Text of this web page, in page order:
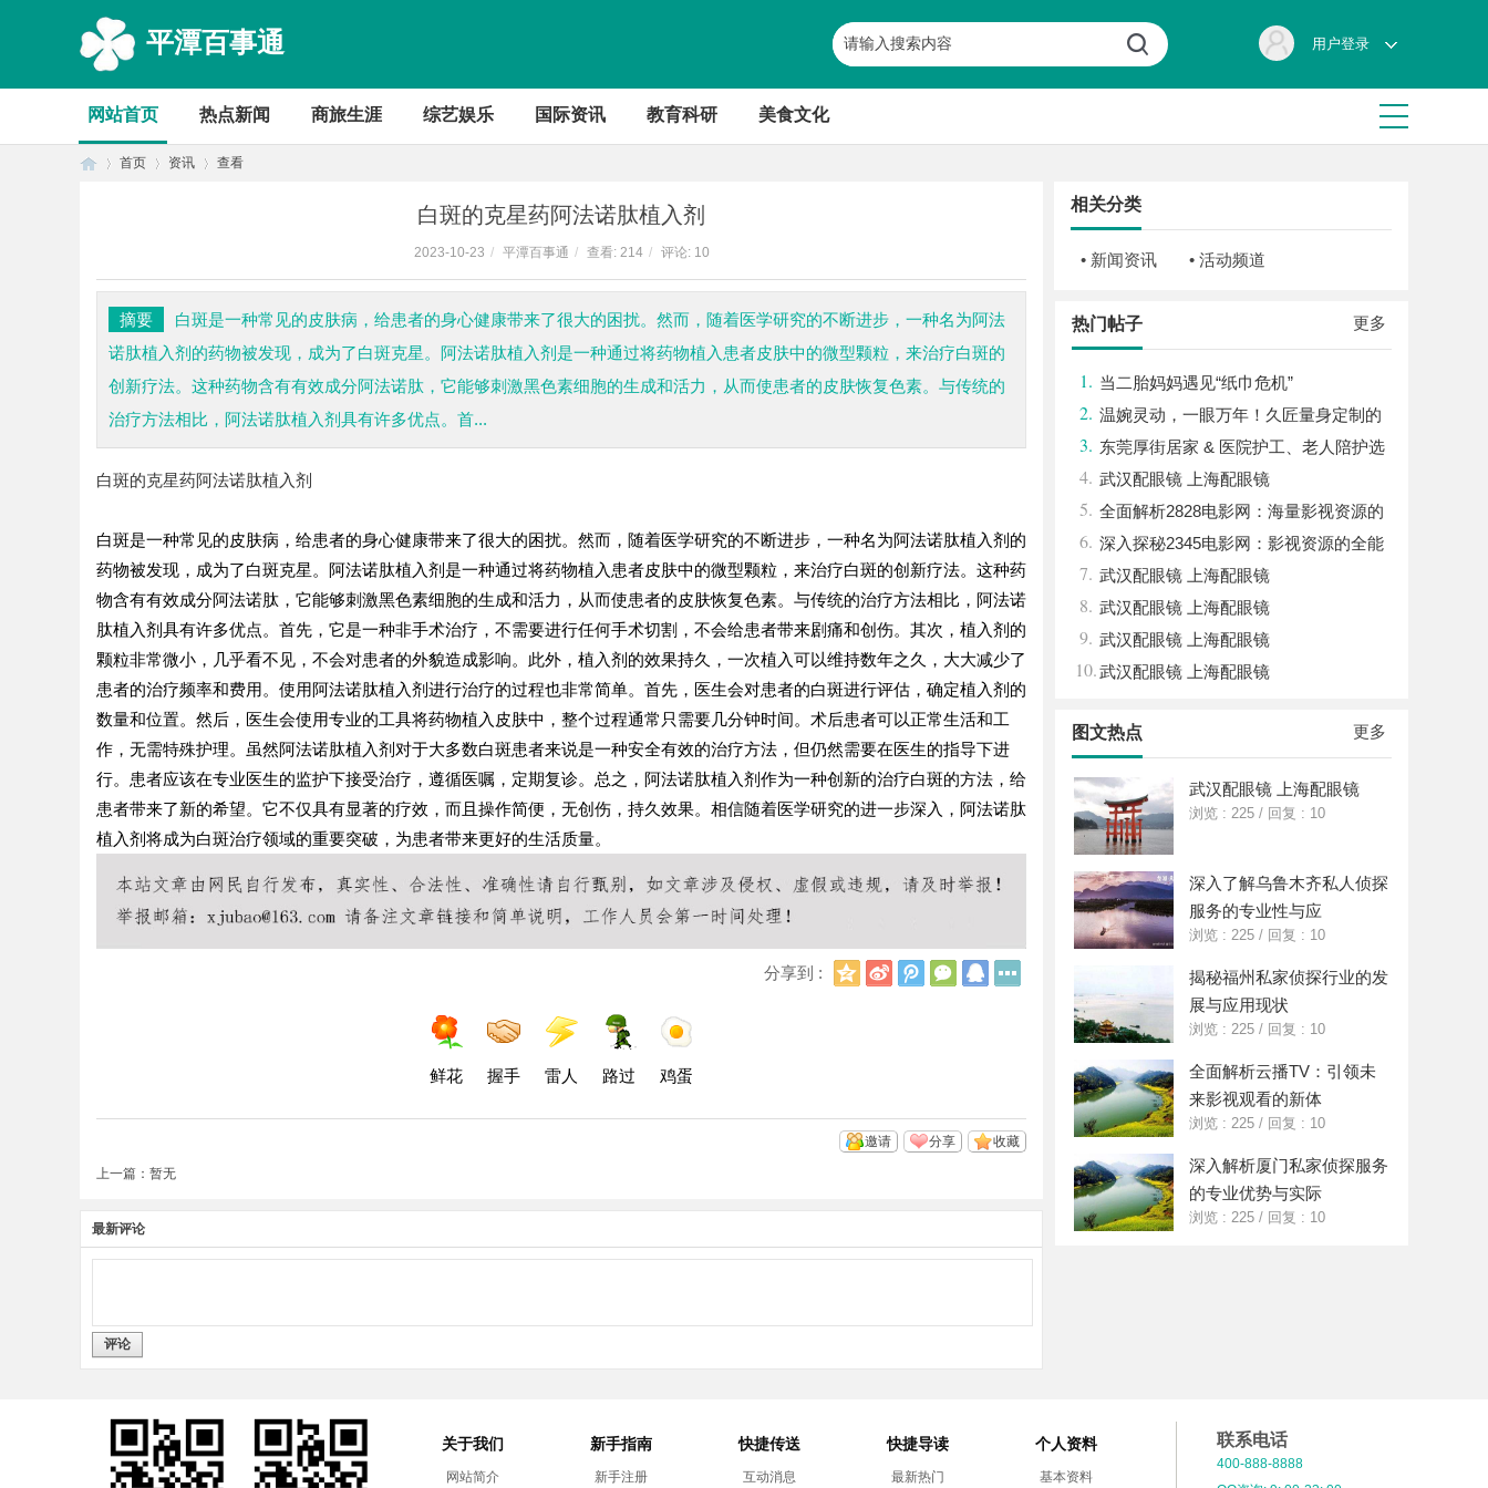
平潭百事通 用户登录
网站首页 热点新闻 商旅生涯 综艺娱乐 国际资讯 教育科研 美食文化
首页 资讯 查看
白斑的克星药阿法诺肽植入剂
2023-10-23 / 平潭百事通 / 查看: 214 / 评论: 10
摘要
白斑是一种常见的皮肤病，给患者的身心健康带来了很大的困扰。然而，随着医学研究的不断进步，一种名为阿法
诺肽植入剂的药物被发现，成为了白斑克星。阿法诺肽植入剂是一种通过将药物植入患者皮肤中的微型颗粒，来治疗白斑的
创新疗法。这种药物含有有效成分阿法诺肽，它能够刺激黑色素细胞的生成和活力，从而使患者的皮肤恢复色素。与传统的
治疗方法相比，阿法诺肽植入剂具有许多优点。首...
白斑的克星药阿法诺肽植入剂
白斑是一种常见的皮肤病，给患者的身心健康带来了很大的困扰。然而，随着医学研究的不断进步，一种名为阿法诺肽植入剂的
药物被发现，成为了白斑克星。阿法诺肽植入剂是一种通过将药物植入患者皮肤中的微型颗粒，来治疗白斑的创新疗法。这种药
物含有有效成分阿法诺肽，它能够刺激黑色素细胞的生成和活力，从而使患者的皮肤恢复色素。与传统的治疗方法相比，阿法诺
肽植入剂具有许多优点。首先，它是一种非手术治疗，不需要进行任何手术切割，不会给患者带来剧痛和创伤。其次，植入剂的
颗粒非常微小，几乎看不见，不会对患者的外貌造成影响。此外，植入剂的效果持久，一次植入可以维持数年之久，大大减少了
患者的治疗频率和费用。使用阿法诺肽植入剂进行治疗的过程也非常简单。首先，医生会对患者的白斑进行评估，确定植入剂的
数量和位置。然后，医生会使用专业的工具将药物植入皮肤中，整个过程通常只需要几分钟时间。术后患者可以正常生活和工
作，无需特殊护理。虽然阿法诺肽植入剂对于大多数白斑患者来说是一种安全有效的治疗方法，但仍然需要在医生的指导下进
行。患者应该在专业医生的监护下接受治疗，遵循医嘱，定期复诊。总之，阿法诺肽植入剂作为一种创新的治疗白斑的方法，给
患者带来了新的希望。它不仅具有显著的疗效，而且操作简便，无创伤，持久效果。相信随着医学研究的进一步深入，阿法诺肽
植入剂将成为白斑治疗领域的重要突破，为患者带来更好的生活质量。
分享到 :
Q
新
浪
腾
讯
微
信
Q
鲜花 握手 雷人 路过 鸡蛋
收藏
分享
邀请
上一篇：暂无
最新评论
评论
相关分类
• 新闻资讯 • 活动频道
更多
热门帖子
1. 当二胎妈妈遇见“纸巾危机”
2. 温婉灵动，一眼万年！久匠量身定制的
眉眼唇，才是你整张脸的点睛之笔！淡颜系
女生的气质加分项
3. 东莞厚街居家 & 医院护工、老人陪护选
购民生参考指南
4. 武汉配眼镜 上海配眼镜
5. 全面解析2828电影网：海量影视资源的
优质观看平台
6. 深入探秘2345电影网：影视资源的全能
平台解析
7. 武汉配眼镜 上海配眼镜
8. 武汉配眼镜 上海配眼镜
9. 武汉配眼镜 上海配眼镜
10.武汉配眼镜 上海配眼镜
更多
图文热点
武汉配眼镜 上海配眼镜
浏览 : 225 / 回复 : 10
深入了解乌鲁木齐私人侦探
服务的专业性与应
浏览 : 225 / 回复 : 10
揭秘福州私家侦探行业的发
展与应用现状
浏览 : 225 / 回复 : 10
全面解析云播TV：引领未
来影视观看的新体
浏览 : 225 / 回复 : 10
深入解析厦门私家侦探服务
的专业优势与实际
浏览 : 225 / 回复 : 10
关于我们
网站简介
新手指南
新手注册
快捷传送
互动消息
快捷导读
最新热门
个人资料
基本资料
联系电话
400-888-8888